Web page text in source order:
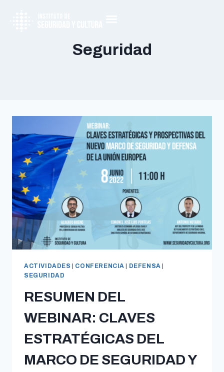
Seguridad
ACTIVIDADES CONFERENCIA DEFENSA
SEGURIDAD
RESUMEN DEL
WEBINAR: CLAVES
ESTRATÉGICAS DEL
MARCO DE SEGURIDAD Y